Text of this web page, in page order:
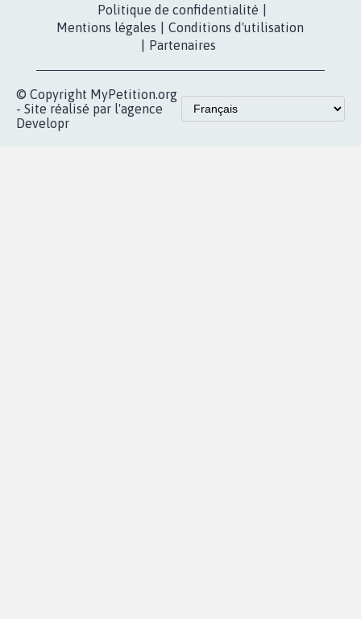
Politique de confidentialité
Mentions légales
Conditions d'utilisation
Partenaires
© Copyright MyPetition.org
- Site réalisé par l'agence
Developr